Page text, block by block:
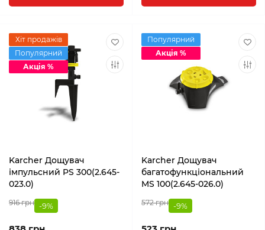
Хіт продажів
Популярний
Акція %
Karcher Дощувач
імпульсний PS 300(2.645-
023.0)
916 грн -9%
Популярний
Акція %
Karcher Дощувач
багатофункціональний
MS 100(2.645-026.0)
572 грн -9%